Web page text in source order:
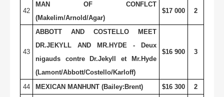
42
MAN OF CONFLCT
(Makelim/Arnold/Agar)
$17 000 2
43
ABBOTT AND COSTELLO MEET
DR.JEKYLL AND MR.HYDE - Deux
nigauds contre Dr.Jekyll et Mr.Hyde
(Lamont/Abbott/Costello/Karloff)
$16 900 3
44 MEXICAN MANHUNT (Bailey:Brent) $16 300 2